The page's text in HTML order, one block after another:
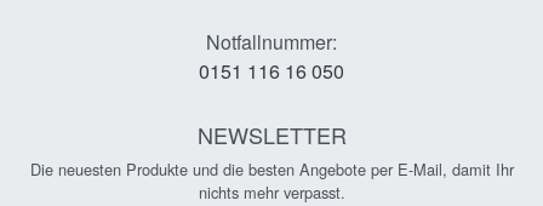
Notfallnummer:
0151 116 16 050
NEWSLETTER
Die neuesten Produkte und die besten Angebote per E-Mail, damit Ihr
nichts mehr verpasst.